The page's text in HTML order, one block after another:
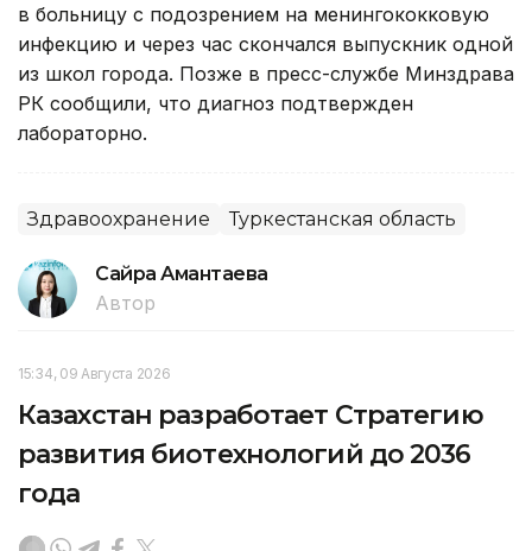
в больницу с подозрением на менингококковую
инфекцию и через час скончался выпускник одной
из школ города. Позже в пресс-службе Минздрава
РК сообщили, что диагноз подтвержден
лабораторно.
Здравоохранение Туркестанская область
Сайра Амантаева
Автор
15:34, 09 Августа 2026
Казахстан разработает Стратегию
развития биотехнологий до 2036
года